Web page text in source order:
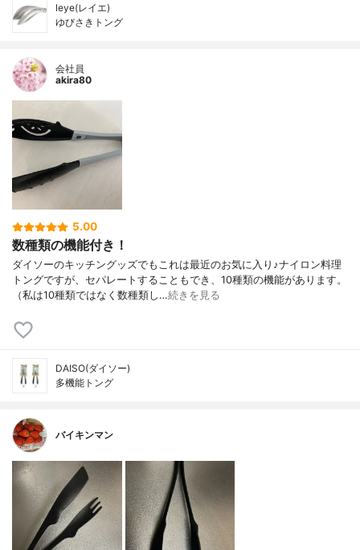
leye(レイエ)
ゆびさきトング
会社員
akira80
5.00
数種類の機能付き！
ダイソーのキッチングッズでもこれは最近のお気に入り♪ナイロン料理
トングですが、セパレートすることもでき、10種類の機能があります。
（私は10種類ではなく数種類し…続きを見る
DAISO(ダイソー)
多機能トング
バイキンマン